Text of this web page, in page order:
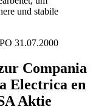
und stabile
31.07.2000
Compania
Electrica en
Aktie